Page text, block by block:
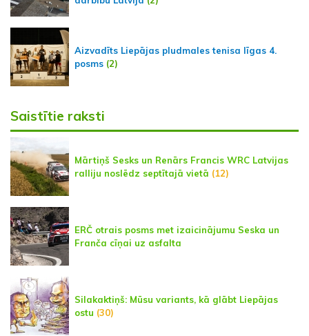
Aizvadīts Liepājas pludmales tenisa līgas 4.
posms (2)
Saistītie raksti
Mārtiņš Sesks un Renārs Francis WRC Latvijas
ralliju noslēdz septītajā vietā (12)
ERČ otrais posms met izaicinājumu Seska un
Franča cīņai uz asfalta
Silakaktiņš: Mūsu variants, kā glābt Liepājas
ostu (30)